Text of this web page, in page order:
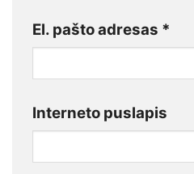
El. pašto adresas *
Interneto puslapis